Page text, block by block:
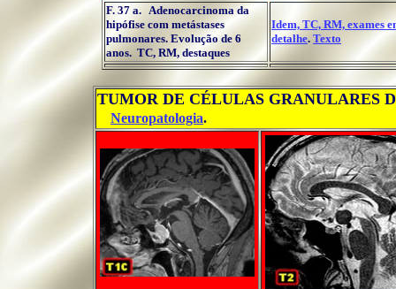
F. 37 a. Adenocarcinoma da
hipófise com metástases
pulmonares. Evolução de 6
anos. TC, RM, destaques
Idem, TC, RM, exames
detalhe. Texto
..
TUMOR DE CÉLULAS GRANULARES
Neuropatologia.